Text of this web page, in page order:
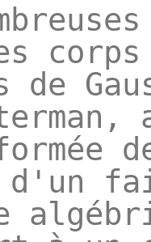
de